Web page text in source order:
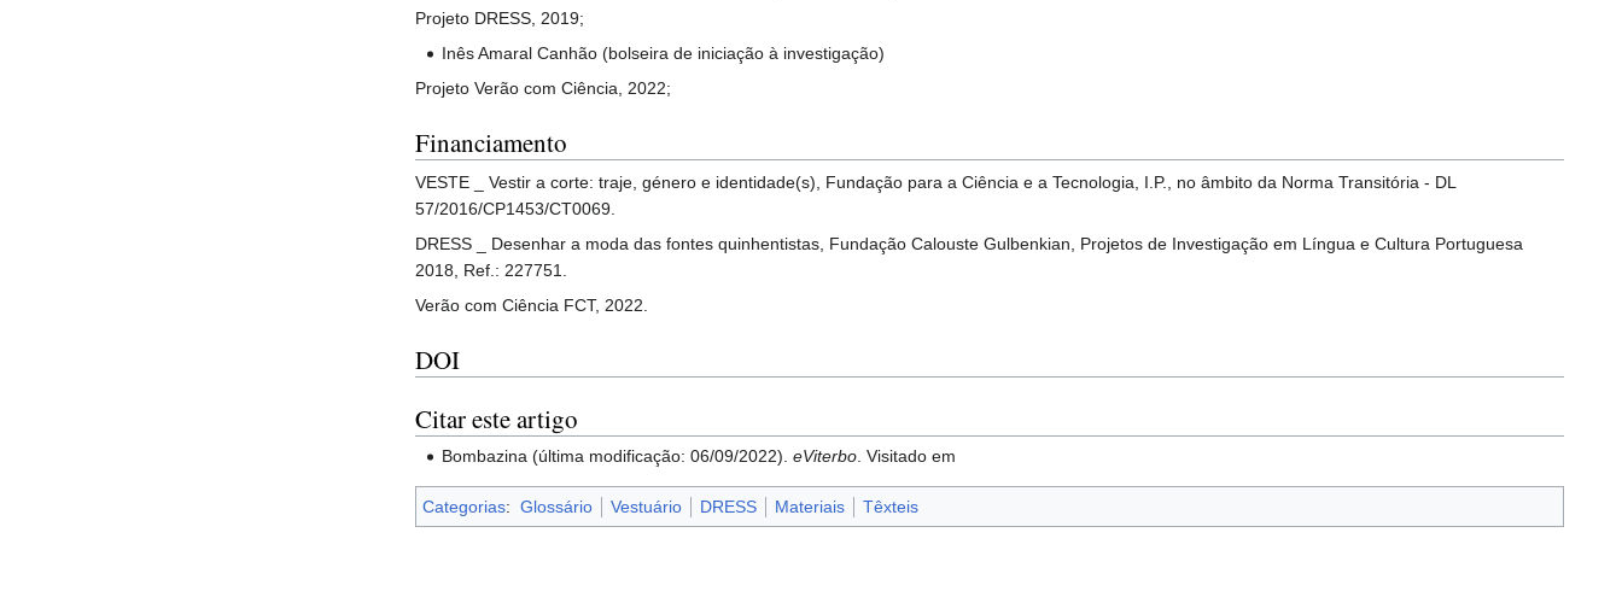
Projeto DRESS, 2019;
Inês Amaral Canhão (bolseira de iniciação à investigação)
Projeto Verão com Ciência, 2022;
Financiamento
VESTE _ Vestir a corte: traje, género e identidade(s), Fundação para a Ciência e a Tecnologia, I.P., no âmbito da Norma Transitória - DL
57/2016/CP1453/CT0069.
DRESS _ Desenhar a moda das fontes quinhentistas, Fundação Calouste Gulbenkian, Projetos de Investigação em Língua e Cultura Portuguesa
2018, Ref.: 227751.
Verão com Ciência FCT, 2022.
DOI
Citar este artigo
Bombazina (última modificação: 06/09/2022).eViterbo . Visitado em
Categorias: Glossário Vestuário DRESS Materiais Têxteis